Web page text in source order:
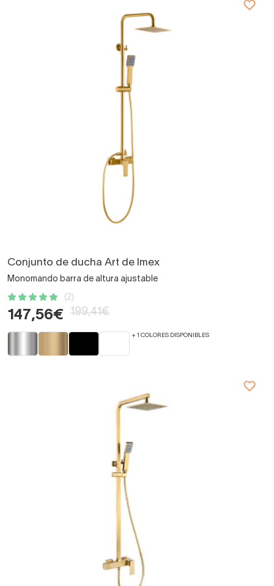
Conjunto de ducha Art de Imex
Monomando barra de altura ajustable
(2)
147,56€ 199,41€
+ 1 COLORES DISPONIBLES